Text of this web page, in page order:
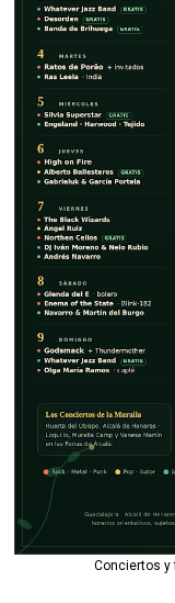
Conciertos y